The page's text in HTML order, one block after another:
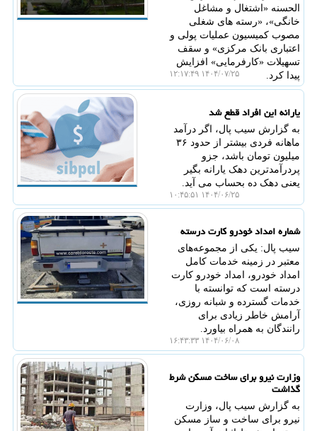
الحسنه «اشتغال و مشاغل
خانگی»، «رسته های شغلی
مصوب کمیسیون عملیات پولی و
اعتباری بانک مرکزی» و سقف
تسهیلات «کارفرمایی» افزایش
پیدا کرد.
۱۴۰۴/۰۷/۲۵ ۱۲:۱۷:۴۹
یارانه این افراد قطع شد
به گزارش سیب پال، اگر درآمد
ماهانه فردی بیشتر از حدود ۳۶
میلیون تومان باشد، جزو
پردرآمدترین دهک یارانه بگیر
یعنی دهک ده بحساب می آید.
۱۴۰۴/۰۶/۲۵ ۱۰:۴۵:۵۱
شماره امداد خودرو کارت درسته
سیب پال: یکی از مجموعه‌های
معتبر در زمینه خدمات کامل
امداد خودرو، امداد خودرو کارت
درسته است که توانسته با
خدمات گسترده و شبانه روزی،
آرامش خاطر زیادی برای
رانندگان به همراه بیاورد.
۱۴۰۴/۰۶/۰۸ ۱۶:۴۳:۳۳
وزارت نیرو برای ساخت مسکن شرط
گذاشت
به گزارش سیب پال، وزارت
نیرو برای ساخت و ساز مسکن